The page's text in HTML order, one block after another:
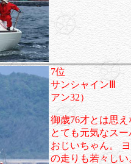
7位
サンシャインⅢ
アン32）
御歳76才とは思え
とても元気なスー
おじいちゃん。
の走りも若々しい